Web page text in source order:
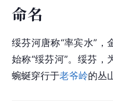
命名
绥芬河唐称“率宾水”，
始称“绥芬河”。绥芬，
蜿蜒穿行于老爷岭的丛